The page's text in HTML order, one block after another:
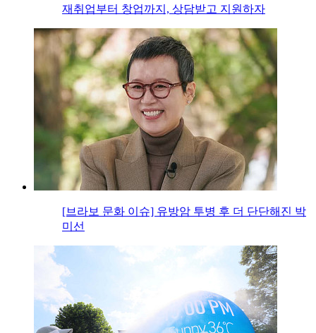
재취업부터 창업까지, 상담받고 지원하자
[브라보 문화 이슈] 유방암 투병 후 더 단단해진 박
미선